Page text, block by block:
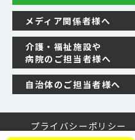
メディア関係者様へ
介護・福祉施設や
病院のご担当者様へ
自治体のご担当者様へ
プライバシーポリシー